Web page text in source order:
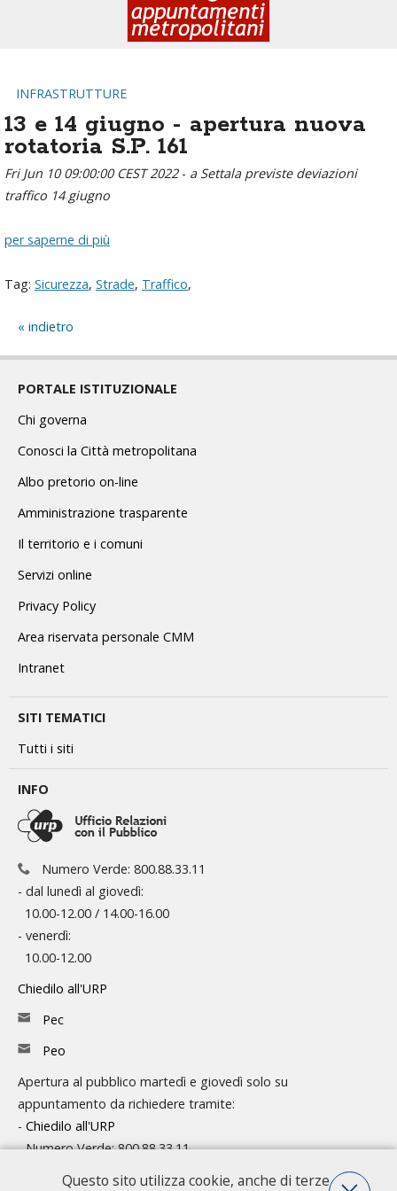
INFRASTRUTTURE
13 e 14 giugno - apertura nuova
rotatoria S.P. 161
Fri Jun 10 09:00:00 CEST 2022- a Settala previste deviazioni
traffico 14 giugno
per saperne di più
Tag: Sicurezza, Strade, Traffico,
indietro
PORTALE ISTITUZIONALE
Chi governa
Conosci la Città metropolitana
Albo pretorio on-line
Amministrazione trasparente
Il territorio e i comuni
Servizi online
Privacy Policy
Area riservata personale CMM
Intranet
SITI TEMATICI
Tutti i siti
INFO
Numero Verde: 800.88.33.11
- dal lunedì al giovedì:
10.00-12.00 / 14.00-16.00
- venerdì:
10.00-12.00
Chiedilo all'URP
Pec
Peo
Apertura al pubblico martedì e giovedì solo su
appuntamento da richiedere tramite:
- Chiedilo all'URP
- Numero Verde: 800.88.33.11
Consulta l'organigramma
Questo sito utilizza cookie, anche di terze